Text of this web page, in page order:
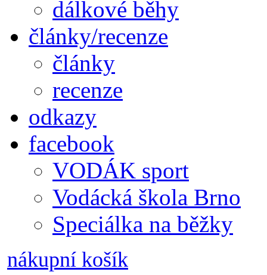
dálkové běhy
články/recenze
články
recenze
odkazy
facebook
VODÁK sport
Vodácká škola Brno
Speciálka na běžky
nákupní košík